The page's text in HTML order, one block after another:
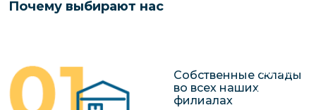
Якутию
Почему выбирают нас
Собственные склады
во всех наших
филиалах